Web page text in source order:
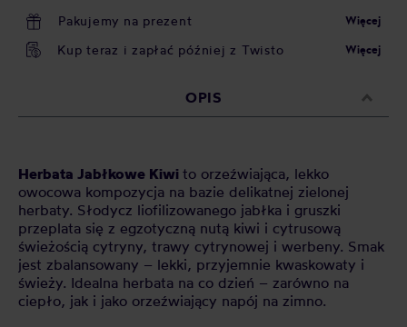
Pakujemy na prezent Więcej
Kup teraz i zapłać później z Twisto Więcej
OPIS
Herbata Jabłkowe Kiwi to orzeźwiająca, lekko
owocowa kompozycja na bazie delikatnej zielonej
herbaty. Słodycz liofilizowanego jabłka i gruszki
przeplata się z egzotyczną nutą kiwi i cytrusową
świeżością cytryny, trawy cytrynowej i werbeny. Smak
jest zbalansowany – lekki, przyjemnie kwaskowaty i
świeży. Idealna herbata na co dzień – zarówno na
ciepło, jak i jako orzeźwiający napój na zimno.